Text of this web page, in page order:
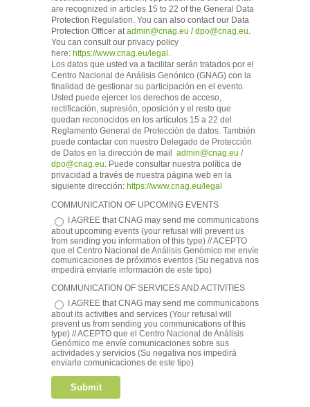
are recognized in articles 15 to 22 of the General Data
Protection Regulation. You can also contact our Data
Protection Officer atadmin@cnag.eu /dpo@cnag.eu.
You can consult our privacy policy
here: https://www.cnag.eu/legal .
Los datos que usted va a facilitar serán tratados por el
Centro Nacional de Análisis Genónico (GNAG) con la
finalidad de gestionar su participación en el evento.
Usted puede ejercer los derechos de acceso,
rectificación, supresión, oposición y el resto que
quedan reconocidos en los artículos 15 a 22 del
Reglamento General de Protección de datos. También
puede contactar con nuestro Delegado de Protección
de Datos en la dirección de mail admin@cnag.eu /
dpo@cnag.eu. Puede consultar nuestra política de
privacidad a través de nuestra página web en la
siguiente dirección: https://www.cnag.eu/legal
COMMUNICATION OF UPCOMING EVENTS
I AGREE that CNAG may send me communications
about upcoming events (your refusal will prevent us
from sending you information of this type) // ACEPTO
que el Centro Nacional de Análisis Genómico me envíe
comunicaciones de próximos eventos (Su negativa nos
impedirá enviarle información de este tipo)
COMMUNICATION OF SERVICES AND ACTIVITIES
I AGREE that CNAG may send me communications
about its activities and services (Your refusal will
prevent us from sending you communications of this
type) // ACEPTO que el Centro Nacional de Análisis
Genómico me envíe comunicaciones sobre sus
actividades y servicios (Su negativa nos impedirá
enviarle comunicaciones de este tipo)